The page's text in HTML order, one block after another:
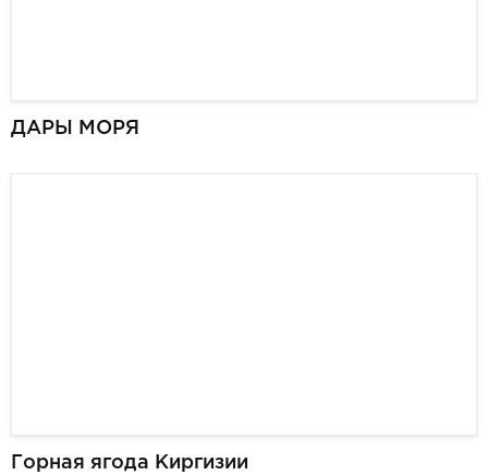
ДАРЫ МОРЯ
Горная ягода Киргизии